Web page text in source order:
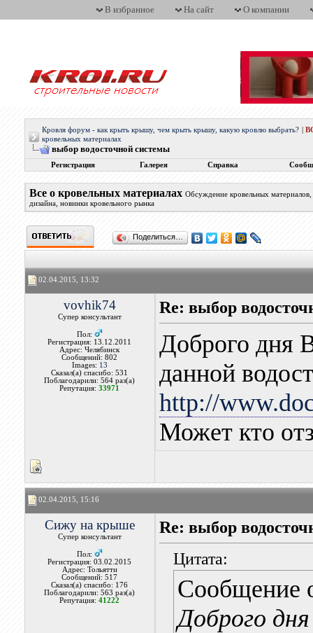
В избранное На сайт О компании
Кровля форум - как крыть крышу, чем крыть крышу, какую кровлю выбрать?
кровельных материалах
выбор водосточной системы
Регистрация Галерея Справка
Все о кровельных материалах Обсуждение кровельных
дизайна, новинки кровельного рынка
Поделиться…
02.04.2015, 13:32
vovhik74
Супер консультант
Пол:
Регистрация: 13.12.2011
Адрес: Челябинск
Сообщений: 802
Images: 13
Сказал(а) спасибо: 531
Поблагодарили: 564 раз(а)
Репутация:33971
Re: выбор
Доброго дня
данной
http://
Может кто
02.04.2015, 15:16
Сижу на крыше
Супер консультант
Пол:
Регистрация: 03.02.2015
Адрес: Тольятти
Сообщений: 517
Сказал(а) спасибо: 176
Поблагодарили: 563 раз(а)
Репутация:41222
Re: выбор
Цитата:
Сообщение
Доброго